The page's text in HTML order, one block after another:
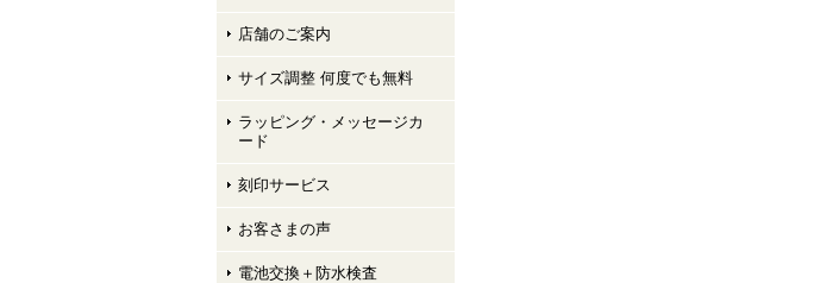
店舗のご案内
サイズ調整 何度でも無料
ラッピング・メッセージカ
ード
刻印サービス
お客さまの声
電池交換＋防水検査